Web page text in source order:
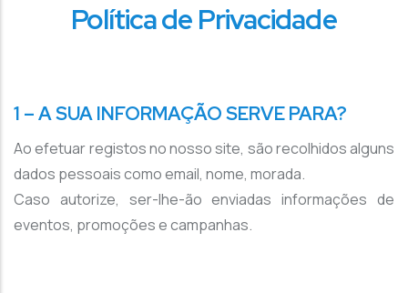
Política de Privacidade
1 – A SUA INFORMAÇÃO SERVE PARA?
Ao efetuar registos no nosso site, são recolhidos alguns
dados pessoais como email, nome, morada.
Caso autorize, ser-lhe-ão enviadas informações de
eventos, promoções e campanhas.